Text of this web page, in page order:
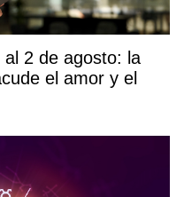
al 2 de agosto: la
el amor y el